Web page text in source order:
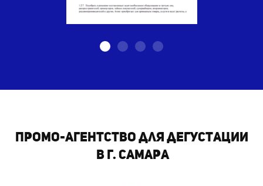
Промо-агентство для дегустации
в г. Самара